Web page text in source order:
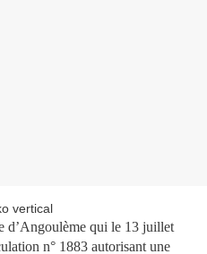
d’Angoulème qui le 13 juillet
n° 1883 autorisant une